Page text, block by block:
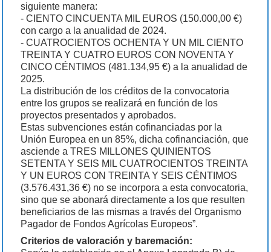
siguiente manera:
- CIENTO CINCUENTA MIL EUROS (150.000,00 €)
con cargo a la anualidad de 2024.
- CUATROCIENTOS OCHENTA Y UN MIL CIENTO
TREINTA Y CUATRO EUROS CON NOVENTA Y
CINCO CÉNTIMOS (481.134,95 €) a la anualidad de
2025.
La distribución de los créditos de la convocatoria
entre los grupos se realizará en función de los
proyectos presentados y aprobados.
Estas subvenciones están cofinanciadas por la
Unión Europea en un 85%, dicha cofinanciación, que
asciende a TRES MILLONES QUINIENTOS
SETENTA Y SEIS MIL CUATROCIENTOS TREINTA
Y UN EUROS CON TREINTA Y SEIS CÉNTIMOS
(3.576.431,36 €) no se incorpora a esta convocatoria,
sino que se abonará directamente a los que resulten
beneficiarios de las mismas a través del Organismo
Pagador de Fondos Agrícolas Europeos”.
Criterios de valoración y baremación: